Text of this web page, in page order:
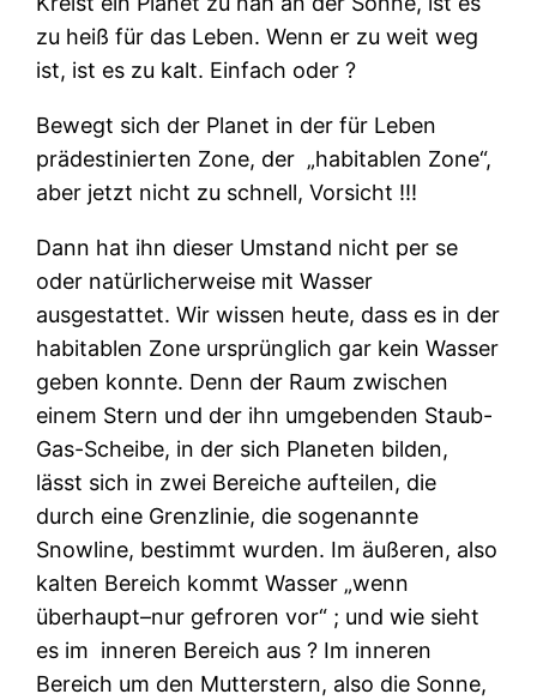
zu heiß für das Leben. Wenn er zu weit weg
ist, ist es zu kalt. Einfach oder ?
Bewegt sich der Planet in der für Leben
prädestinierten Zone, der „habitablen Zone“,
aber jetzt nicht zu schnell, Vorsicht !!!
Dann hat ihn dieser Umstand nicht per se
oder natürlicherweise mit Wasser
ausgestattet. Wir wissen heute, dass es in der
habitablen Zone ursprünglich gar kein Wasser
geben konnte. Denn der Raum zwischen
einem Stern und der ihn umgebenden Staub-
Gas-Scheibe, in der sich Planeten bilden,
lässt sich in zwei Bereiche aufteilen, die
durch eine Grenzlinie, die sogenannte
Snowline, bestimmt wurden. Im äußeren, also
kalten Bereich kommt Wasser „wenn
überhaupt–nur gefroren vor“ ; und wie sieht
es im inneren Bereich aus ? Im inneren
Bereich um den Mutterstern, also die Sonne,